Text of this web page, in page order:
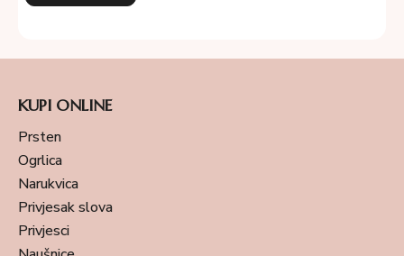
KUPI ONLINE
Prsten
Ogrlica
Narukvica
Privjesak slova
Privjesci